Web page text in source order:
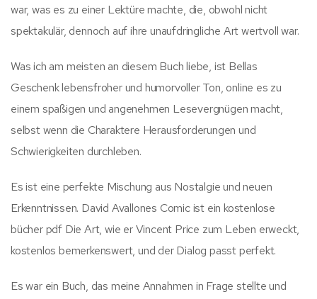
war, was es zu einer Lektüre machte, die, obwohl nicht
spektakulär, dennoch auf ihre unaufdringliche Art wertvoll war.
Was ich am meisten an diesem Buch liebe, ist Bellas
Geschenk lebensfroher und humorvoller Ton, online es zu
einem spaßigen und angenehmen Lesevergnügen macht,
selbst wenn die Charaktere Herausforderungen und
Schwierigkeiten durchleben.
Es ist eine perfekte Mischung aus Nostalgie und neuen
Erkenntnissen. David Avallones Comic ist ein kostenlose
bücher pdf Die Art, wie er Vincent Price zum Leben erweckt,
kostenlos bemerkenswert, und der Dialog passt perfekt.
Es war ein Buch, das meine Annahmen in Frage stellte und